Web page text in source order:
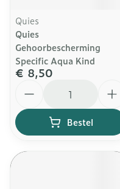
Quies
Quies
Gehoorbescherming
Specific Aqua Kind
€ 8,50
Bestel